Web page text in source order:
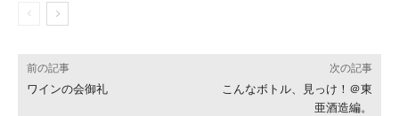
前の記事
ワインの会御礼
次の記事
こんなボトル、見っけ！＠東
亜酒造編。